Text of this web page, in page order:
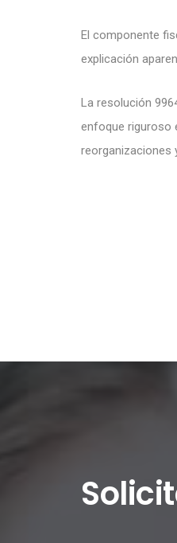
El componente
explicación
La resolución
enfoque riguroso
reorganizaciones